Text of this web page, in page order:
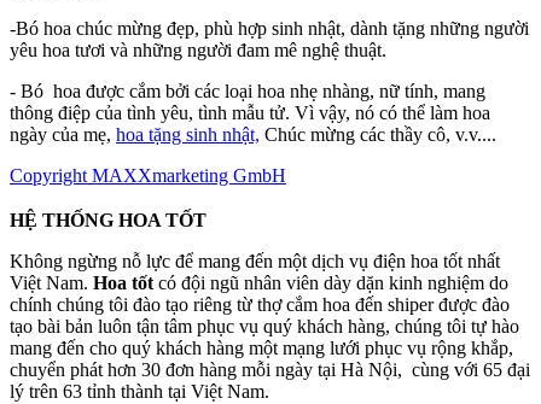
-Bó hoa chúc mừng đẹp, phù hợp sinh nhật, dành tặng những người
yêu hoa tươi và những người đam mê nghệ thuật.
- Bó hoa được cắm bởi các loại hoa nhẹ nhàng, nữ tính, mang
thông điệp của tình yêu, tình mẫu tử. Vì vậy, nó có thể làm hoa
ngày của mẹ, hoa tặng sinh nhật, Chúc mừng các thầy cô, v.v....
Copyright MAXXmarketing GmbH
HỆ THỐNG HOA TỐT
Không ngừng nỗ lực để mang đến một dịch vụ điện hoa tốt nhất
Việt Nam. Hoa tốt có đội ngũ nhân viên dày dặn kinh nghiệm do
chính chúng tôi đào tạo riêng từ thợ cắm hoa đến shiper được đào
tạo bài bản luôn tận tâm phục vụ quý khách hàng, chúng tôi tự hào
mang đến cho quý khách hàng một mạng lưới phục vụ rộng khắp,
chuyển phát hơn 30 đơn hàng mỗi ngày tại Hà Nội, cùng với 65 đại
lý trên 63 tỉnh thành tại Việt Nam.